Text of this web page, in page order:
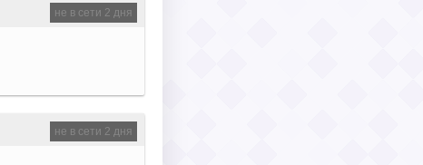
не в сети 2 дня
не в сети 2 дня